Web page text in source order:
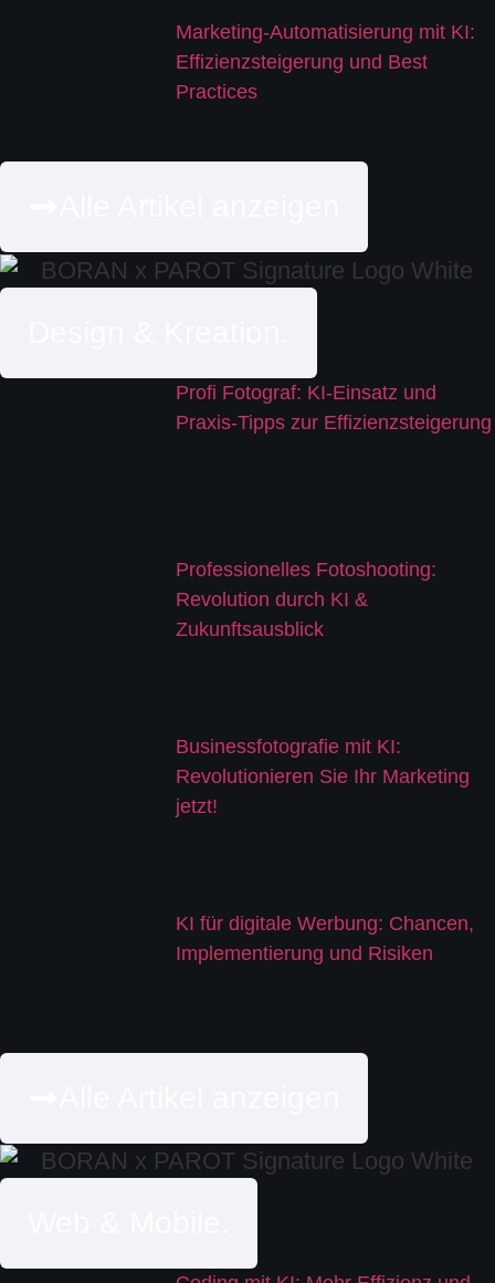
Marketing-Automatisierung mit KI:
Effizienzsteigerung und Best
Practices
Profi Fotograf: KI-Einsatz und
Praxis-Tipps zur Effizienzsteigerung
Professionelles Fotoshooting:
Revolution durch KI &
Zukunftsausblick
Businessfotografie mit KI:
Revolutionieren Sie Ihr Marketing
jetzt!
KI für digitale Werbung: Chancen,
Implementierung und Risiken